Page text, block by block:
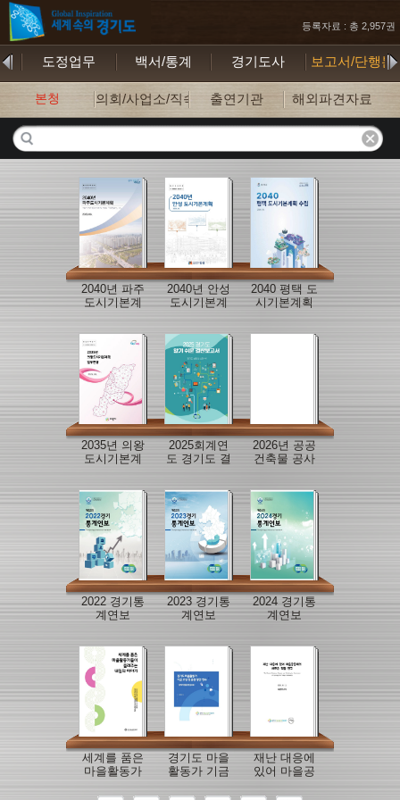
등록자료 : 총 2,957권
도정업무 백서/통계 경기도사 보고서/단행본
본청 의회/사업소/직속기관출연기관 해외파견자료
2040년 파주
도시기본계
2040년 안성
도시기본계
2040 평택 도
시기본계획
2035년 의왕
도시기본계
2025회계연
도 경기도 결
2026년 공공
건축물 공사
2022 경기통
계연보
2023 경기통
계연보
2024 경기통
계연보
세계를 품은
마을활동가
경기도 마을
활동가 기금
재난 대응에
있어 마을공